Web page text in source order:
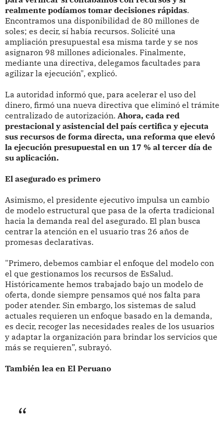
realmente podíamos tomar decisiones rápidas.
Encontramos una disponibilidad de 80 millones de
soles; es decir, sí había recursos. Solicité una
ampliación presupuestal esa misma tarde y se nos
asignaron 98 millones adicionales. Finalmente,
mediante una directiva, delegamos facultades para
agilizar la ejecución", explicó.
La autoridad informó que, para acelerar el uso del
dinero, firmó una nueva directiva que eliminó el trámite
centralizado de autorización. Ahora, cada red
prestacional y asistencial del país certifica y ejecuta
sus recursos de forma directa, una reforma que elevó
la ejecución presupuestal en un 17 % al tercer día de
su aplicación.
El asegurado es primero
Asimismo, el presidente ejecutivo impulsa un cambio
de modelo estructural que pasa de la oferta tradicional
hacia la demanda real del asegurado. El plan busca
centrar la atención en el usuario tras 26 años de
promesas declarativas.
"Primero, debemos cambiar el enfoque del modelo con
el que gestionamos los recursos de EsSalud.
Históricamente hemos trabajado bajo un modelo de
oferta, donde siempre pensamos qué nos falta para
poder atender. Sin embargo, los sistemas de salud
actuales requieren un enfoque basado en la demanda,
es decir, recoger las necesidades reales de los usuarios
y adaptar la organización para brindar los servicios que
más se requieren”, subrayó.
También lea en El Peruano